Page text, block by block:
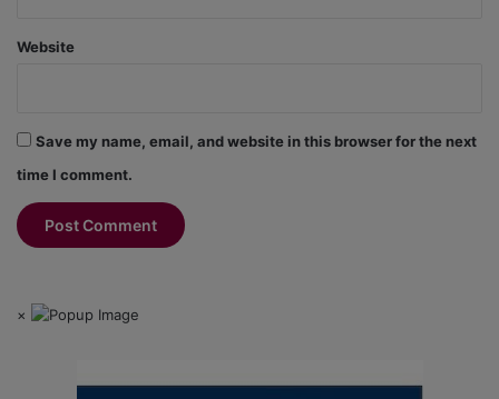
Website
Save my name, email, and website in this browser for the next
time I comment.
×